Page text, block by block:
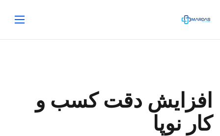
افزایش دقت کسب و
کار نوپا